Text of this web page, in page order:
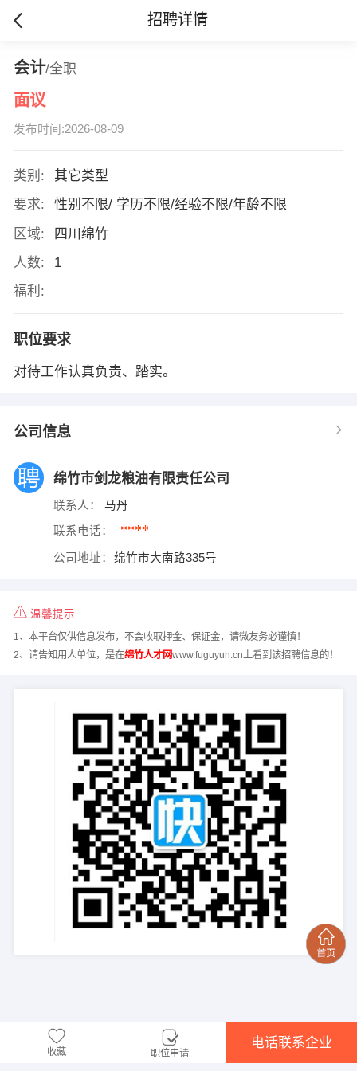
招聘详情
会计/全职
面议
发布时间:2026-08-09
类别:
其它类型
要求:
性别不限/ 学历不限/经验不限/年龄不限
区域:
四川绵竹
人数:
1
福利:
职位要求
对待工作认真负责、踏实。
公司信息
绵竹市剑龙粮油有限责任公司
联系人： 马丹
联系电话： ****
公司地址： 绵竹市大南路335号
温馨提示
1、本平台仅供信息发布，不会收取押金、保证金，请微友务必谨慎！
2、请告知用人单位，是在绵竹人才网www.fuguyun.cn上看到该招聘信息的！
收藏 职位申请
电话联系企业